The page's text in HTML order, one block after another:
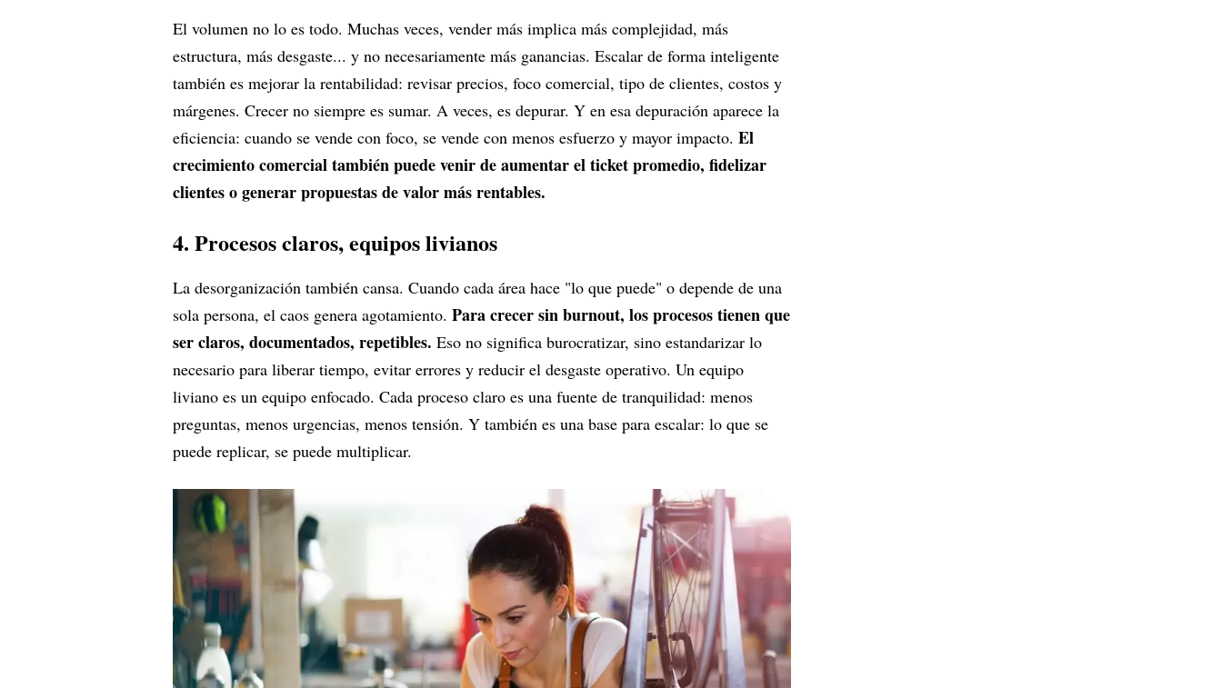
El volumen no lo es todo. Muchas veces, vender más implica más complejidad, más
estructura, más desgaste... y no necesariamente más ganancias. Escalar de forma inteligente
también es mejorar la rentabilidad: revisar precios, foco comercial, tipo de clientes, costos y
márgenes. Crecer no siempre es sumar. A veces, es depurar. Y en esa depuración aparece la
eficiencia: cuando se vende con foco, se vende con menos esfuerzo y mayor impacto. El
crecimiento comercial también puede venir de aumentar el ticket promedio, fidelizar
clientes o generar propuestas de valor más rentables.
4. Procesos claros, equipos livianos
La desorganización también cansa. Cuando cada área hace "lo que puede" o depende de una
sola persona, el caos genera agotamiento. Para crecer sin burnout, los procesos tienen que
ser claros, documentados, repetibles. Eso no significa burocratizar, sino estandarizar lo
necesario para liberar tiempo, evitar errores y reducir el desgaste operativo. Un equipo
liviano es un equipo enfocado. Cada proceso claro es una fuente de tranquilidad: menos
preguntas, menos urgencias, menos tensión. Y también es una base para escalar: lo que se
puede replicar, se puede multiplicar.